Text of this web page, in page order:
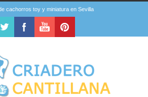
cachorros toy y miniatura en Sevilla